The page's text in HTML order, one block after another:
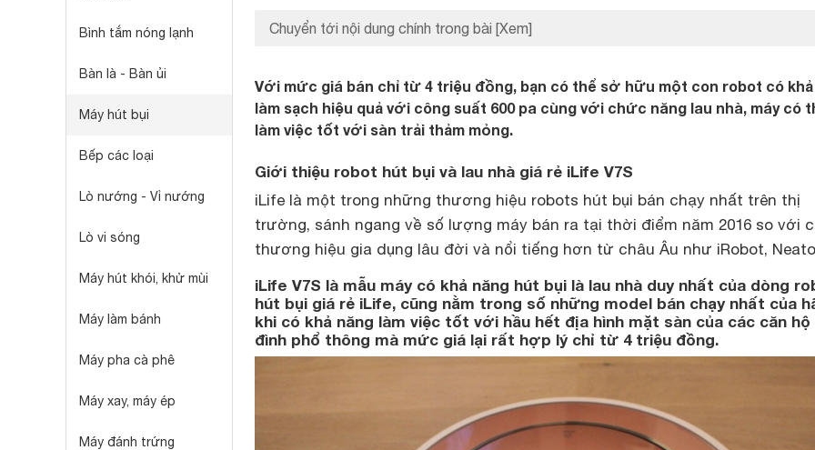
Bình tắm nóng lạnh
Bàn là - Bàn ủi
Máy hút bụi
Bếp các loại
Lò nướng - Vỉ nướng
Lò vi sóng
Máy hút khói, khử mùi
Máy làm bánh
Máy pha cà phê
Máy xay, máy ép
Máy đánh trứng
Chuyển tới nội dung chính trong bài [Xem]
Với mức giá bán chỉ từ 4 triệu đồng, bạn có thể sở hữu một con robot có
làm sạch hiệu quả với công suất 600 pa cùng với chức năng lau nhà, máy có
làm việc tốt với sàn trải thảm mỏng.
Giới thiệu robot hút bụi và lau nhà giá rẻ iLife V7S
iLife là một trong những thương hiệu robots hút bụi bán chạy nhất trên thị
trường, sánh ngang về số lượng máy bán ra tại thời điểm năm 2016 so với
thương hiệu gia dụng lâu đời và nổi tiếng hơn từ châu Âu như iRobot,
iLife V7S là mẫu máy có khả năng hút bụi là lau nhà duy nhất của dòng
hút bụi giá rẻ iLife, cũng nằm trong số những model bán chạy nhất của
khi có khả năng làm việc tốt với hầu hết địa hình mặt sàn của các căn hộ
đình phổ thông mà mức giá lại rất hợp lý chỉ từ 4 triệu đồng.